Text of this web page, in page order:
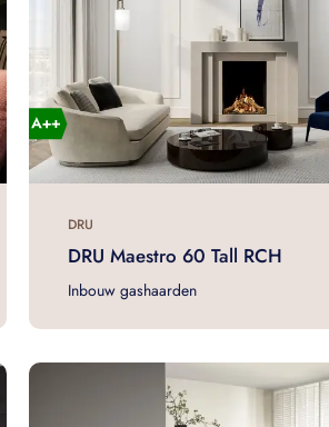
DRU
DRU Maestro 60 Tall RCH
Inbouw gashaarden